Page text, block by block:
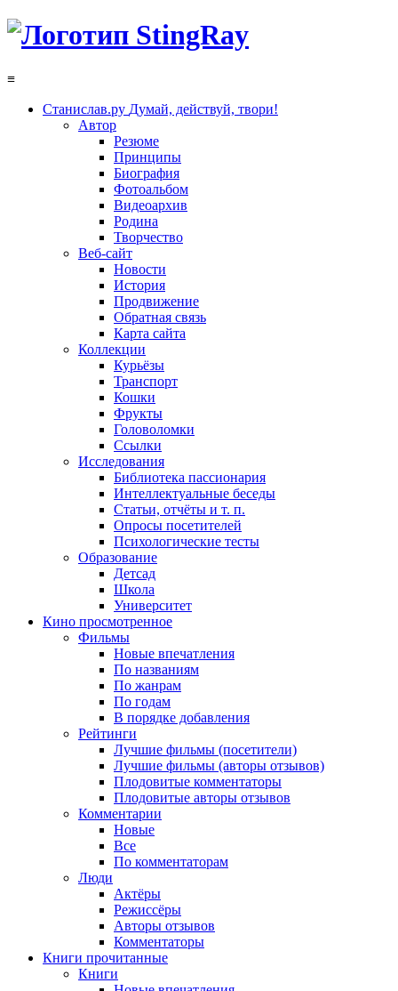
≡
Станислав.ру Думай, действуй, твори!
Автор
Резюме
Принципы
Биография
Фотоальбом
Видеоархив
Родина
Творчество
Веб-сайт
Новости
История
Продвижение
Обратная связь
Карта сайта
Коллекции
Курьёзы
Транспорт
Кошки
Фрукты
Головоломки
Ссылки
Исследования
Библиотека пассионария
Интеллектуальные беседы
Статьи, отчёты и т. п.
Опросы посетителей
Психологические тесты
Образование
Детсад
Школа
Университет
Кино просмотренное
Фильмы
Новые впечатления
По названиям
По жанрам
По годам
В порядке добавления
Рейтинги
Лучшие фильмы (посетители)
Лучшие фильмы (авторы отзывов)
Плодовитые комментаторы
Плодовитые авторы отзывов
Комментарии
Новые
Все
По комментаторам
Люди
Актёры
Режиссёры
Авторы отзывов
Комментаторы
Книги прочитанные
Книги